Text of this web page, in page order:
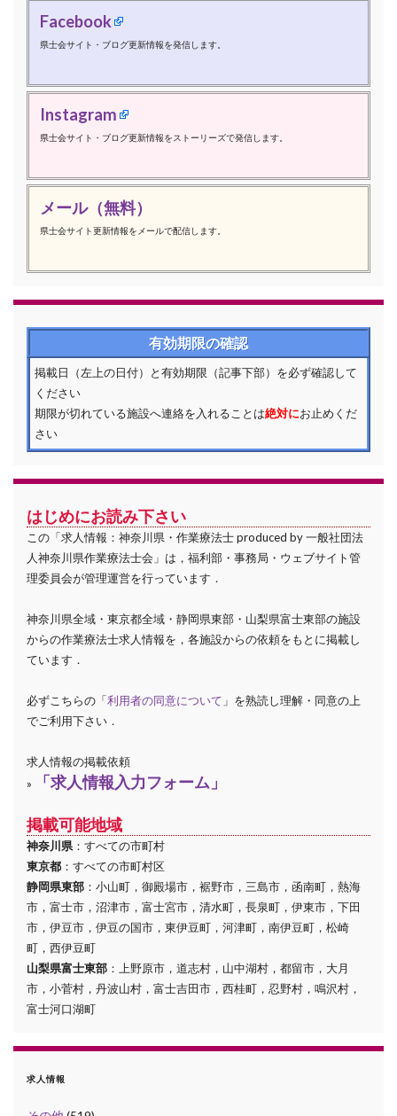
Facebook
県士会サイト・ブログ更新情報を発信します。
Instagram
県士会サイト・ブログ更新情報をストーリーズで発信します。
メール（無料）
県士会サイト更新情報をメールで配信します。
有効期限の確認
掲載日（左上の日付）と有効期限（記事下部）を必ず確認して
ください
期限が切れている施設へ連絡を入れることは絶対にお止めくだ
さい
はじめにお読み下さい
この「求人情報：神奈川県・作業療法士 produced by 一般社団法
人神奈川県作業療法士会」は，福利部・事務局・ウェブサイト管
理委員会が管理運営を行っています．
神奈川県全域・東京都全域・静岡県東部・山梨県富士東部の施設
からの作業療法士求人情報を，各施設からの依頼をもとに掲載し
ています．
必ずこちらの「利用者の同意について 」を熟読し理解・同意の上
でご利用下さい．
求人情報の掲載依頼
»
「求人情報入力フォーム」
掲載可能地域
神奈川県 ：すべての市町村
東京都 ：すべての市町村区
静岡県東部 ：小山町，御殿場市，裾野市，三島市，函南町，熱海
市，富士市，沼津市，富士宮市，清水町，長泉町，伊東市，下田
市，伊豆市，伊豆の国市，東伊豆町，河津町，南伊豆町，松崎
町，西伊豆町
山梨県富士東部 ：上野原市，道志村，山中湖村，都留市，大月
市，小菅村，丹波山村，富士吉田市，西桂町，忍野村，鳴沢村，
富士河口湖町
求人情報